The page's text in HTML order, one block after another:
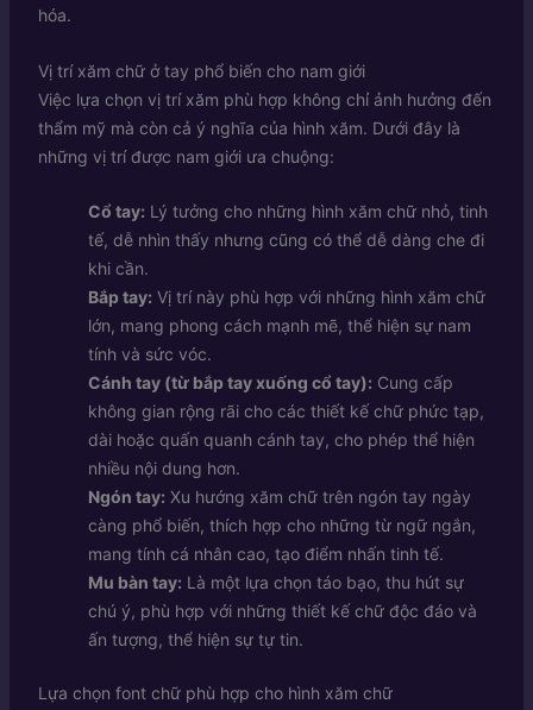
hóa.
Vị trí xăm chữ ở tay phổ biến cho nam giới
Việc lựa chọn vị trí xăm phù hợp không chỉ ảnh hưởng đến
thẩm mỹ mà còn cả ý nghĩa của hình xăm. Dưới đây là
những vị trí được nam giới ưa chuộng:
Cổ tay: Lý tưởng cho những hình xăm chữ nhỏ, tinh
tế, dễ nhìn thấy nhưng cũng có thể dễ dàng che đi
khi cần.
Bắp tay: Vị trí này phù hợp với những hình xăm chữ
lớn, mang phong cách mạnh mẽ, thể hiện sự nam
tính và sức vóc.
Cánh tay (từ bắp tay xuống cổ tay): Cung cấp
không gian rộng rãi cho các thiết kế chữ phức tạp,
dài hoặc quấn quanh cánh tay, cho phép thể hiện
nhiều nội dung hơn.
Ngón tay: Xu hướng xăm chữ trên ngón tay ngày
càng phổ biến, thích hợp cho những từ ngữ ngắn,
mang tính cá nhân cao, tạo điểm nhấn tinh tế.
Mu bàn tay: Là một lựa chọn táo bạo, thu hút sự
chú ý, phù hợp với những thiết kế chữ độc đáo và
ấn tượng, thể hiện sự tự tin.
Lựa chọn font chữ phù hợp cho hình xăm chữ